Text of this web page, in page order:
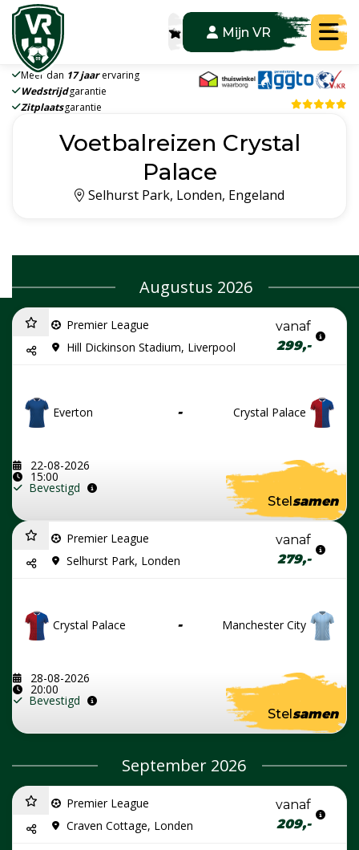
Mijn VR
Meer dan 17 jaarervaring
Wedstrijdgarantie
Zitplaatsgarantie
Voetbalreizen Crystal
Palace
Selhurst Park, Londen, Engeland
Augustus 2026
Premier League
Hill Dickinson Stadium, Liverpool
vanaf
299,-
Everton - Crystal Palace
22-08-2026
15:00
Bevestigd
Stelsamen
Premier League
Selhurst Park, Londen
vanaf
279,-
Crystal Palace - Manchester City
28-08-2026
20:00
Bevestigd
Stelsamen
September 2026
Premier League
Craven Cottage, Londen
vanaf
209,-